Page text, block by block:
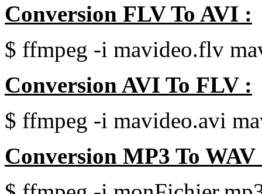
Conversion FLV To AVI :
$ ffmpeg -i mavideo.flv
Conversion AVI To FLV :
$ ffmpeg -i mavideo.avi
Conversion MP3 To WAV